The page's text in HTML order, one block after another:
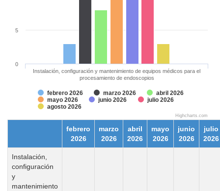
febrero 2026 marzo 2026
abril 2026
mayo 2026
junio 2026
julio 2026
agosto 2026
Instalación, configuración y mantenimiento de equipos médicos para el
procesamiento de endoscopios
0
5
Highcharts.com
febrero
2026
marzo
2026
abril
2026
mayo
2026
junio
2026
julio
2026
Instalación,
configuración
y
mantenimiento